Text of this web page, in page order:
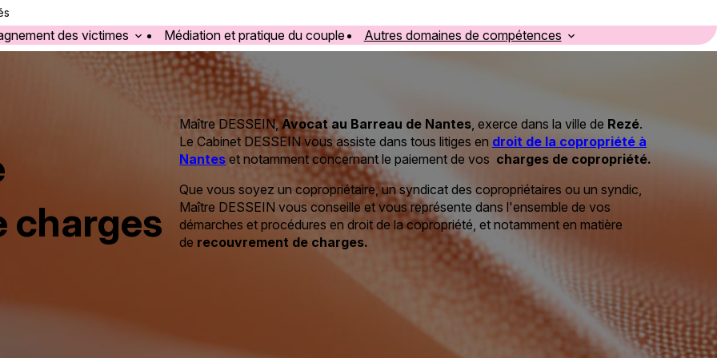
des victimes Médiation et pratique du couple Autres domaines de compétences
charges
Maître DESSEIN,Avocat au Barreau de Nantes, exerce dans la ville de Rezé.
Le Cabinet DESSEIN vous assiste dans tous litiges en droit de la copropriété à
Nantes et notamment concernant le paiement de vos charges de copropriété.
Que vous soyez un copropriétaire, un syndicat des copropriétaires ou un syndic,
Maître DESSEIN vous conseille et vous représente dans l'ensemble de vos
démarches et procédures en droit de la copropriété, et notamment en matière
de recouvrement de charges.